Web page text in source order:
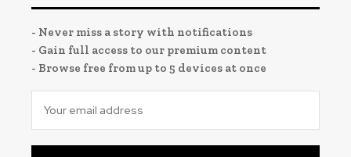
- Never miss a story with notifications
- Gain full access to our premium content
- Browse free from up to 5 devices at once